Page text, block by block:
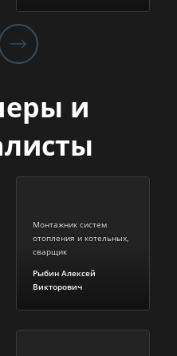
и
Монтажник систем
отопления и котельных,
сварщик
Рыбин Алексей
Викторович